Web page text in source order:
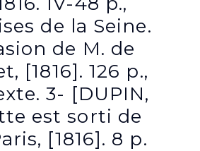
de la Seine.
de M. de
[1816]. 126 p.,
3- [DUPIN,
est sorti de
[1816]. 8 p.